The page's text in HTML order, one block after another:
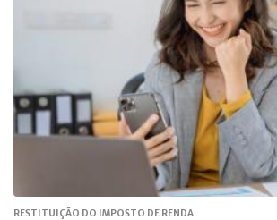
RESTITUIÇÃO DO IMPOSTO DE RENDA